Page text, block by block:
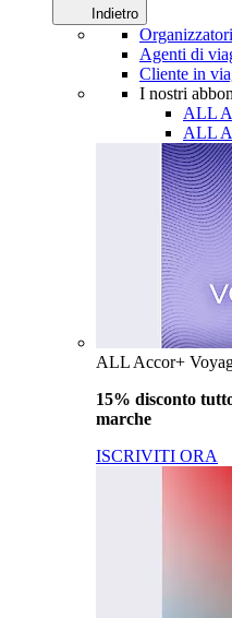
Indietro
Agenti di
Cliente in
I nostri
ALL
ALL
ALL Accor+
15% disconto
marche
ISCRIVITI ORA